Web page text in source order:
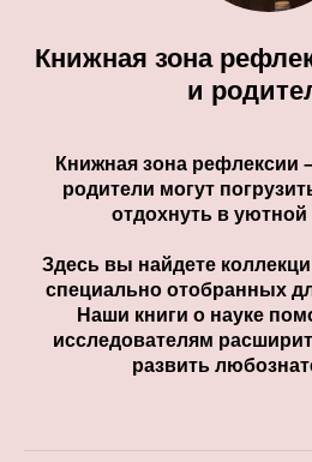
Книжная зона
и
Книжная зона рефлексии
родители могут
отдохнуть в
Здесь вы найдете
специально отобранных
Наши книги о науке
исследователям
развить